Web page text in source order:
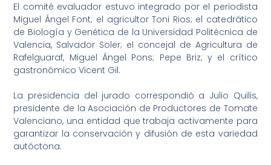
El comité evaluador estuvo integrado por el periodista
Miguel Ángel Font; el agricultor Toni Rios; el catedrático
de Biología y Genética de la Universidad Politécnica de
Valencia, Salvador Soler; el concejal de Agricultura de
Rafelguaraf, Miguel Ángel Pons; Pepe Briz; y el crítico
gastronómico Vicent Gil.
La presidencia del jurado correspondió a Julio Quilis,
presidente de la Asociación de Productores de Tomate
Valenciano, una entidad que trabaja activamente para
garantizar la conservación y difusión de esta variedad
autóctona.